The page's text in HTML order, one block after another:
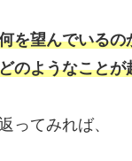
を望んでいるの
のようなこと
ってみれば、